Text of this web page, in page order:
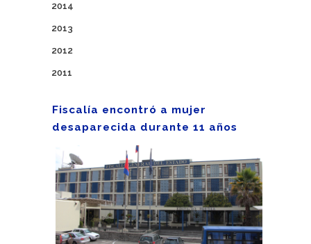
2014
2013
2012
2011
Fiscalía encontró a mujer
desaparecida durante 11 años